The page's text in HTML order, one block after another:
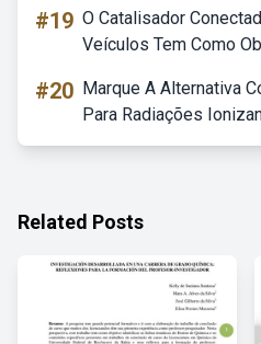
#19 O Catalisador
Veículos Tem Como
#20 Marque A Alternativa
Para Radiações
Related Posts